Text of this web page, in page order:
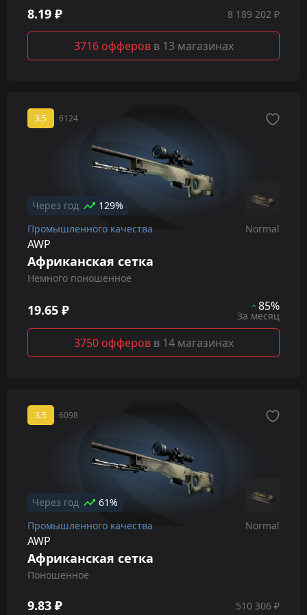
8.19 ₽ 8 189 202 ₽
3716 офферов в 13 магазинах
3.5 6124
Через год
129%
Промышленного качества
Normal
AWP
Африканская сетка
Немного поношенное
19.65 ₽ 85%
За месяц
3750 офферов в 14 магазинах
3.5 6098
Через год
61%
Промышленного качества
Normal
AWP
Африканская сетка
Поношенное
9.83 ₽ 510 306 ₽